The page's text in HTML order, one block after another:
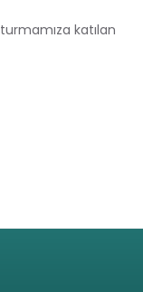
katılan